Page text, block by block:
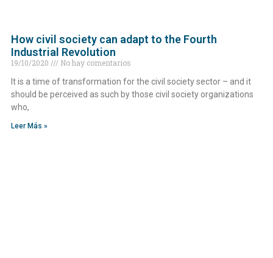
How civil society can adapt to the Fourth
Industrial Revolution
19/10/2020
No hay comentarios
It is a time of transformation for the civil society sector – and it
should be perceived as such by those civil society organizations
who,
Leer Más »